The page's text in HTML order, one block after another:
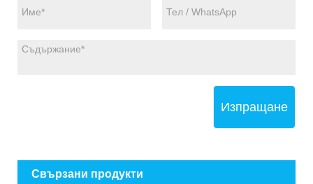
Изпращане
Свързани продукти